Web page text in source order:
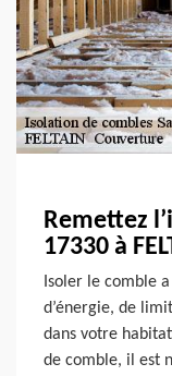
Remettez
17330 à
Isoler le comble
d’énergie, de
dans votre
de comble, il est